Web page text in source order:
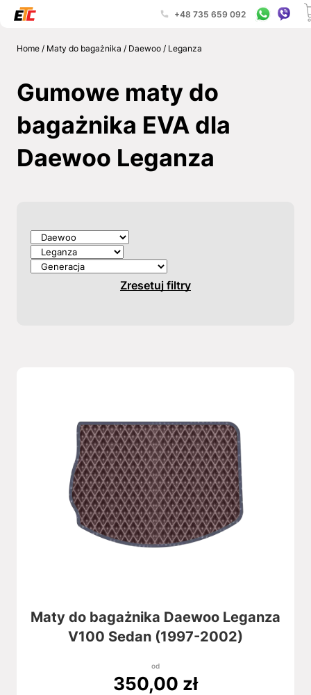
+48 735 659 092
Home/ Maty do bagażnika / Daewoo/ Leganza
Gumowe maty do
bagażnika EVA dla
Daewoo Leganza
Zresetuj filtry
Maty do bagażnika Daewoo Leganza
V100 Sedan (1997-2002)
od
350,00 zł